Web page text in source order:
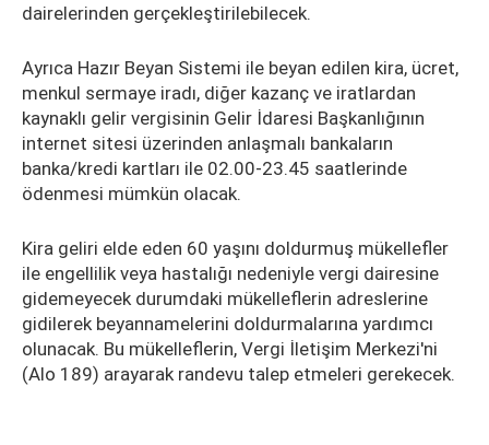
dairelerinden gerçekleştirilebilecek.
Ayrıca Hazır Beyan Sistemi ile beyan edilen kira, ücret,
menkul sermaye iradı, diğer kazanç ve iratlardan
kaynaklı gelir vergisinin Gelir İdaresi Başkanlığının
internet sitesi üzerinden anlaşmalı bankaların
banka/kredi kartları ile 02.00-23.45 saatlerinde
ödenmesi mümkün olacak.
Kira geliri elde eden 60 yaşını doldurmuş mükellefler
ile engellilik veya hastalığı nedeniyle vergi dairesine
gidemeyecek durumdaki mükelleflerin adreslerine
gidilerek beyannamelerini doldurmalarına yardımcı
olunacak. Bu mükelleflerin, Vergi İletişim Merkezi'ni
(Alo 189) arayarak randevu talep etmeleri gerekecek.